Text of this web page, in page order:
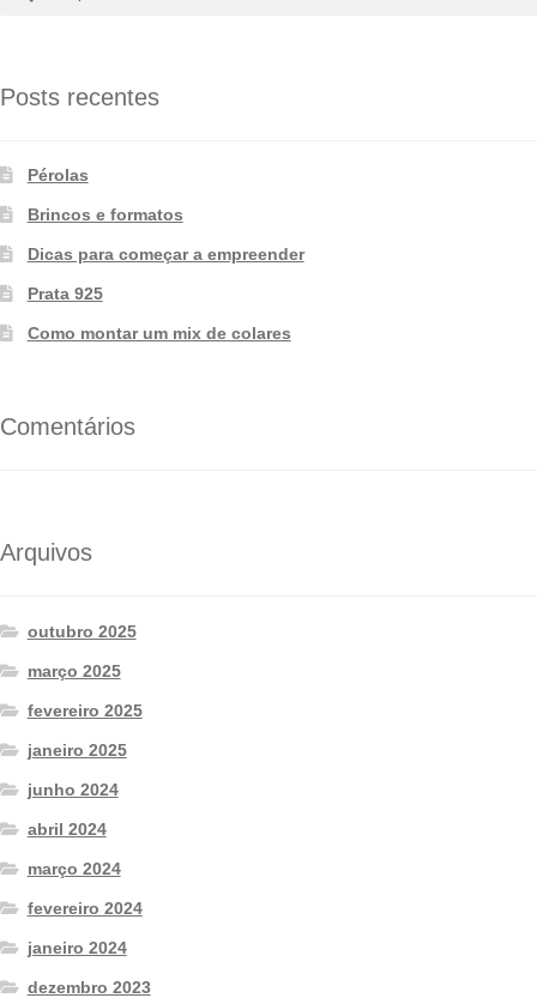
Posts recentes
Pérolas
Brincos e formatos
Dicas para começar a empreender
Prata 925
Como montar um mix de colares
Comentários
Arquivos
outubro 2025
março 2025
fevereiro 2025
janeiro 2025
junho 2024
abril 2024
março 2024
fevereiro 2024
janeiro 2024
dezembro 2023